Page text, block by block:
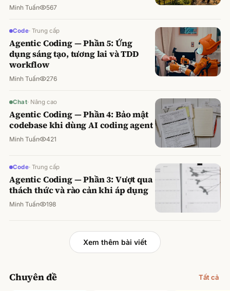
Minh Tuấn 567
Code· Trung cấp
Agentic Coding — Phần 5: Ứng
dụng sáng tạo, tương lai và TDD
workflow
Minh Tuấn 276
Chat· Nâng cao
Agentic Coding — Phần 4: Bảo mật
codebase khi dùng AI coding agent
Minh Tuấn 421
Code· Trung cấp
Agentic Coding — Phần 3: Vượt qua
thách thức và rào cản khi áp dụng
Minh Tuấn 198
Xem thêm bài viết
Chuyên đề Tất cả